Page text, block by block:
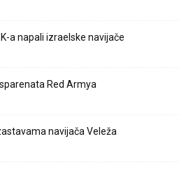
a napali izraelske navijače
Red Armya
navijača Veleža